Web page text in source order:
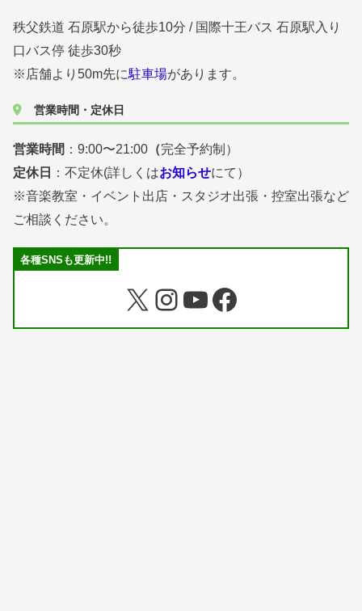
秩父鉄道 石原駅から徒歩10分 / 国際十王バス 石原駅入り
口バス停 徒歩30秒
※店舗より50m先に駐車場があります。
営業時間・定休日
営業時間 ：9:00〜21:00 （完全予約制）
定休日
：不定休(詳しくはお知らせにて）
※音楽教室・イベント出店・スタジオ出張・控室出張など
ご相談ください。
各種SNSも更新中!!